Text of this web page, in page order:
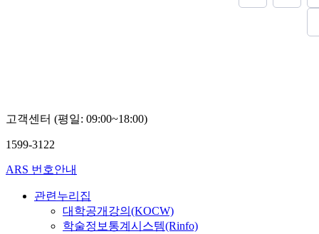
고객센터 (평일: 09:00~18:00)
1599-3122
ARS 번호안내
관련누리집
대학공개강의(KOCW)
학술정보통계시스템(Rinfo)